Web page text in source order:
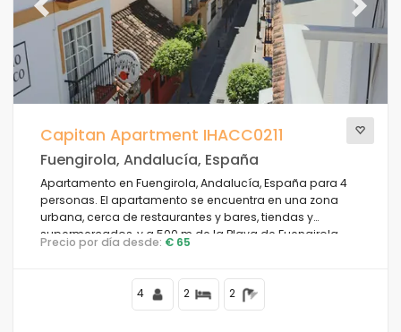
Previous Next
Capitan Apartment IHACC0211
Fuengirola, Andalucía, España
Apartamento en Fuengirola, Andalucía, España para 4
personas. El apartamento se encuentra en una zona
urbana, cerca de restaurantes y bares, tiendas y
supermercados, y a 500 m de la Playa de Fuengirola.
Precio por día desde: € 65
4 2 2